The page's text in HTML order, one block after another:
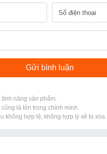
tính năng sản phẩm.
là tôn trọng chính mình.
không hợp lệ, không hợp lý sẽ bị xóa.